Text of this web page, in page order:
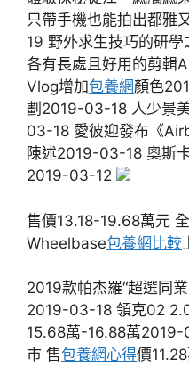
只帶手機也能拍出都
19 野外求生技巧的研
各有長處且好用的剪輯
Vlog增加包養網顏色
劃2019-03-18 人少景
03-18 愛彼迎發布《
陳述2019-03-18 奧斯
2019-03-12
售價13.18-19.68萬元
Wheelbase包養網比較
2019款帕杰羅“超選同
2019-03-18 領克02
15.68萬-16.88萬
市 售包養網心得價